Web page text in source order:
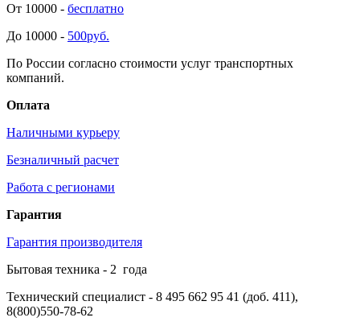
От 10000 - бесплатно
До 10000 - 500руб.
По России согласно стоимости услуг транспортных
компаний.
Оплата
Наличными курьеру
Безналичный расчет
Работа с регионами
Гарантия
Гарантия производителя
Бытовая техника - 2 года
Технический специалист - 8 495 662 95 41 (доб. 411),
8(800)550-78-62